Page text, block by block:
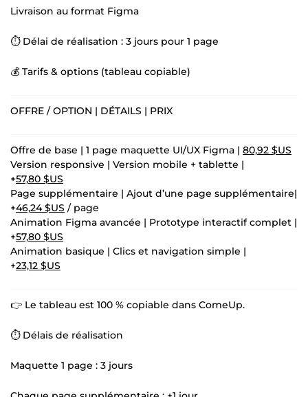
Livraison au format Figma
⏱ Délai de réalisation : 3 jours pour 1 page
💰 Tarifs & options (tableau copiable)
OFFRE / OPTION | DÉTAILS | PRIX
Offre de base | 1 page maquette UI/UX Figma | 80,92 $US
Version responsive | Version mobile + tablette |
+57,80 $US
Page supplémentaire | Ajout d’une page supplémentaire|
+46,24 $US / page
Animation Figma avancée | Prototype interactif complet |
+57,80 $US
Animation basique | Clics et navigation simple |
+23,12 $US
👉 Le tableau est 100 % copiable dans ComeUp.
⏱️ Délais de réalisation
Maquette 1 page : 3 jours